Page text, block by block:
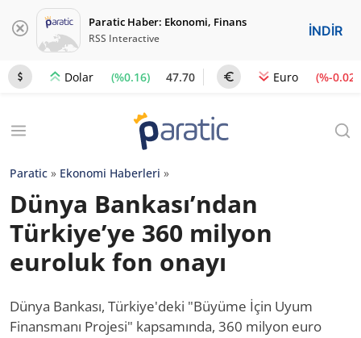
Paratic Haber: Ekonomi, Finans
RSS Interactive İNDİR
Dolar (%0.16) 47.70 Euro (%-0.02)
Paratic » Ekonomi Haberleri »
Dünya Bankası’ndan
Türkiye’ye 360 milyon
euroluk fon onayı
Dünya Bankası, Türkiye'deki "Büyüme İçin Uyum
Finansmanı Projesi" kapsamında, 360 milyon euro